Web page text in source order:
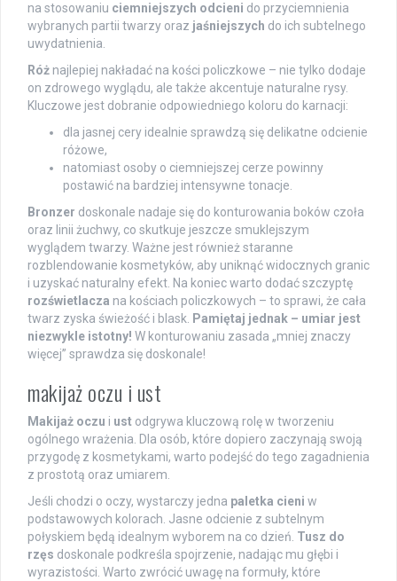
na stosowaniu ciemniejszych odcieni do przyciemnienia
wybranych partii twarzy oraz jaśniejszych do ich subtelnego
uwydatnienia.
Róż najlepiej nakładać na kości policzkowe – nie tylko dodaje
on zdrowego wyglądu, ale także akcentuje naturalne rysy.
Kluczowe jest dobranie odpowiedniego koloru do karnacji:
dla jasnej cery idealnie sprawdzą się delikatne odcienie
różowe,
natomiast osoby o ciemniejszej cerze powinny
postawić na bardziej intensywne tonacje.
Bronzer doskonale nadaje się do konturowania boków czoła
oraz linii żuchwy, co skutkuje jeszcze smuklejszym
wyglądem twarzy. Ważne jest również staranne
rozblendowanie kosmetyków, aby uniknąć widocznych granic
i uzyskać naturalny efekt. Na koniec warto dodać szczyptę
rozświetlacza na kościach policzkowych – to sprawi, że cała
twarz zyska świeżość i blask. Pamiętaj jednak – umiar jest
niezwykle istotny! W konturowaniu zasada „mniej znaczy
więcej” sprawdza się doskonale!
makijaż oczu i ust
Makijaż oczu i ust odgrywa kluczową rolę w tworzeniu
ogólnego wrażenia. Dla osób, które dopiero zaczynają swoją
przygodę z kosmetykami, warto podejść do tego zagadnienia
z prostotą oraz umiarem.
Jeśli chodzi o oczy, wystarczy jedna paletka cieni w
podstawowych kolorach. Jasne odcienie z subtelnym
połyskiem będą idealnym wyborem na co dzień. Tusz do
rzęs doskonale podkreśla spojrzenie, nadając mu głębi i
wyrazistości. Warto zwrócić uwagę na formuły, które